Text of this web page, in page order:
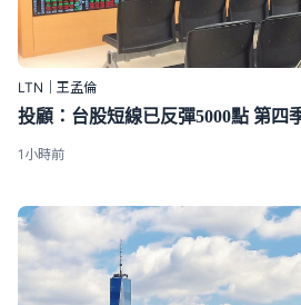
LTN｜王孟倫
投顧：台股短線已反彈5000點 第四
1小時前